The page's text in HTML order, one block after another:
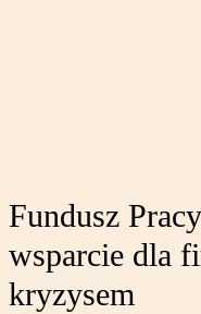
Fundusz
wsparcie dla
kryzysem